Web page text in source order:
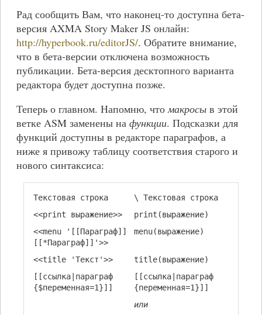
Рад сообщить Вам, что наконец-то доступна бета-
версия AXMA Story Maker JS онлайн:
http://hyperbook.ru/editorJS/. Обратите внимание,
что в бета-версии отключена возможность
публикации. Бета-версия десктопного варианта
редактора будет доступна позже.
Теперь о главном. Напомню, чтомакросыв этой
ветке ASM заменены на функции. Подсказки для
функций доступны в редакторе параграфов, а
ниже я привожу таблицу соответствия старого и
нового синтаксиса:
Текстовая строка
\ Текстовая строка
<<print выражение>>
print(выражение)
<<menu '[[Параграф]]
[[*Параграф]]'>>
menu(выражение)
<<title 'Текст'>>
title(выражение)
[[ссылка|параграф
{$переменная=1}]]
[[ссылка|параграф
{переменная=1}]]
или